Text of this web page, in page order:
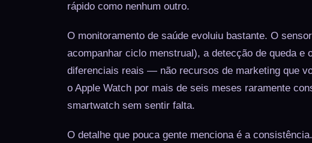
rápido como nenhum outro.
O monitoramento de saúde evoluiu bastante. O
acompanhar ciclo menstrual), a detecção de queda e
diferenciais reais — não recursos de marketing que
o Apple Watch por mais de seis meses raramente
smartwatch sem sentir falta.
O detalhe que pouca gente menciona é a